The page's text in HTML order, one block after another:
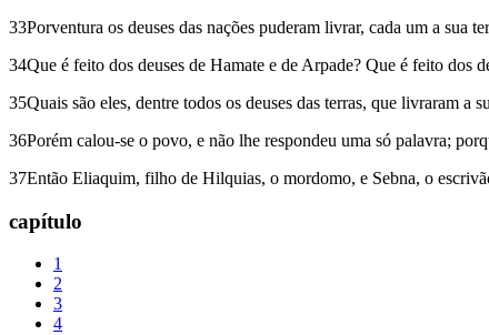
33Porventura os deuses das nações puderam livrar, cada um a sua
34Que é feito dos deuses de Hamate e de Arpade? Que é feito dos
35Quais são eles, dentre todos os deuses das terras, que livraram a
36Porém calou-se o povo, e não lhe respondeu uma só palavra;
37Então Eliaquim, filho de Hilquias, o mordomo, e Sebna, o
capítulo
1
2
3
4